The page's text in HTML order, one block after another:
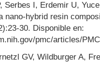
Serbes I, Erdemir U,
nano-hybrid resin
30. Disponible en:
pmc/articles/
GV, Wildburger A,